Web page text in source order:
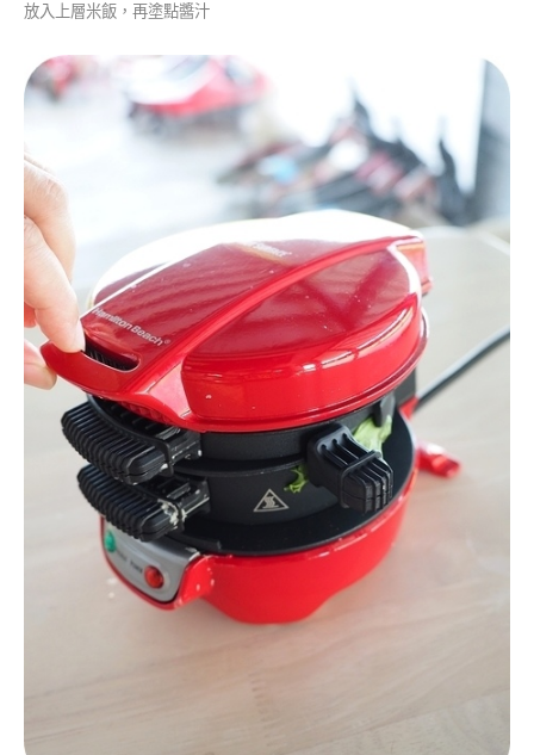
放入上層米飯，再塗點醬汁